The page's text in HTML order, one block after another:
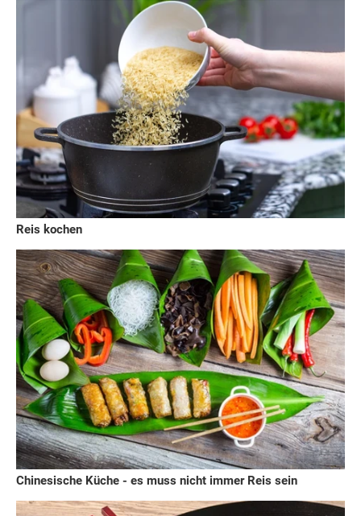
Reis kochen
Chinesische Küche - es muss nicht immer Reis sein